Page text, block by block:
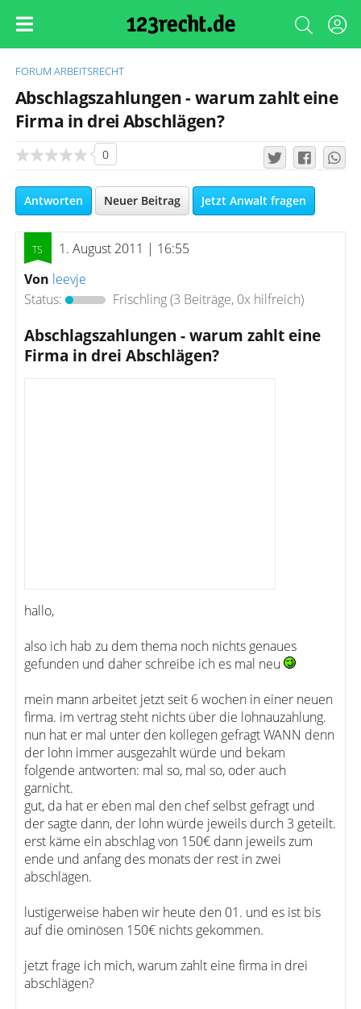
FORUM ARBEITSRECHT
Abschlagszahlungen - warum zahlt eine
Firma in drei Abschlägen?
0
Antworten Neuer Beitrag Jetzt Anwalt fragen
1. August 2011 | 16:55
Von leevje
Status:
Frischling(3 Beiträge, 0x hilfreich)
Abschlagszahlungen - warum zahlt eine
Firma in drei Abschlägen?
hallo,
also ich hab zu dem thema noch nichts genaues
gefunden und daher schreibe ich es mal neu
mein mann arbeitet jetzt seit 6 wochen in einer neuen
firma. im vertrag steht nichts über die lohnauzahlung.
nun hat er mal unter den kollegen gefragt WANN denn
der lohn immer ausgezahlt würde und bekam
folgende antworten: mal so, mal so, oder auch
garnicht.
gut, da hat er eben mal den chef selbst gefragt und
der sagte dann, der lohn würde jeweils durch 3 geteilt.
erst käme ein abschlag von 150€ dann jeweils zum
ende und anfang des monats der rest in zwei
abschlägen.
lustigerweise haben wir heute den 01. und es ist bis
auf die ominösen 150€ nichts gekommen.
jetzt frage ich mich, warum zahlt eine firma in drei
abschlägen?